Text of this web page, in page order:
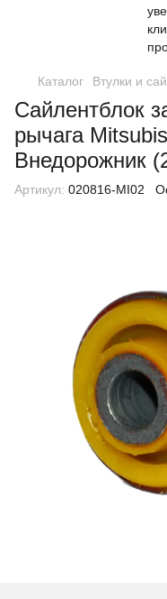
Каталог Втулки и
Сайлентблок
рычага
Внедорожник
Артикул: 020816-MI02